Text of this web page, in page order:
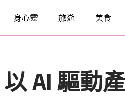
身心靈 旅遊 美食
AI 驅動